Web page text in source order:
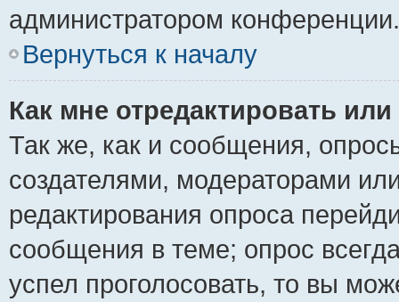
администратором конференции.
Вернуться к началу
Как мне отредактировать
Так же, как и сообщения,
создателями, модераторами
редактирования опроса
сообщения в теме; опрос
успел проголосовать, то вы